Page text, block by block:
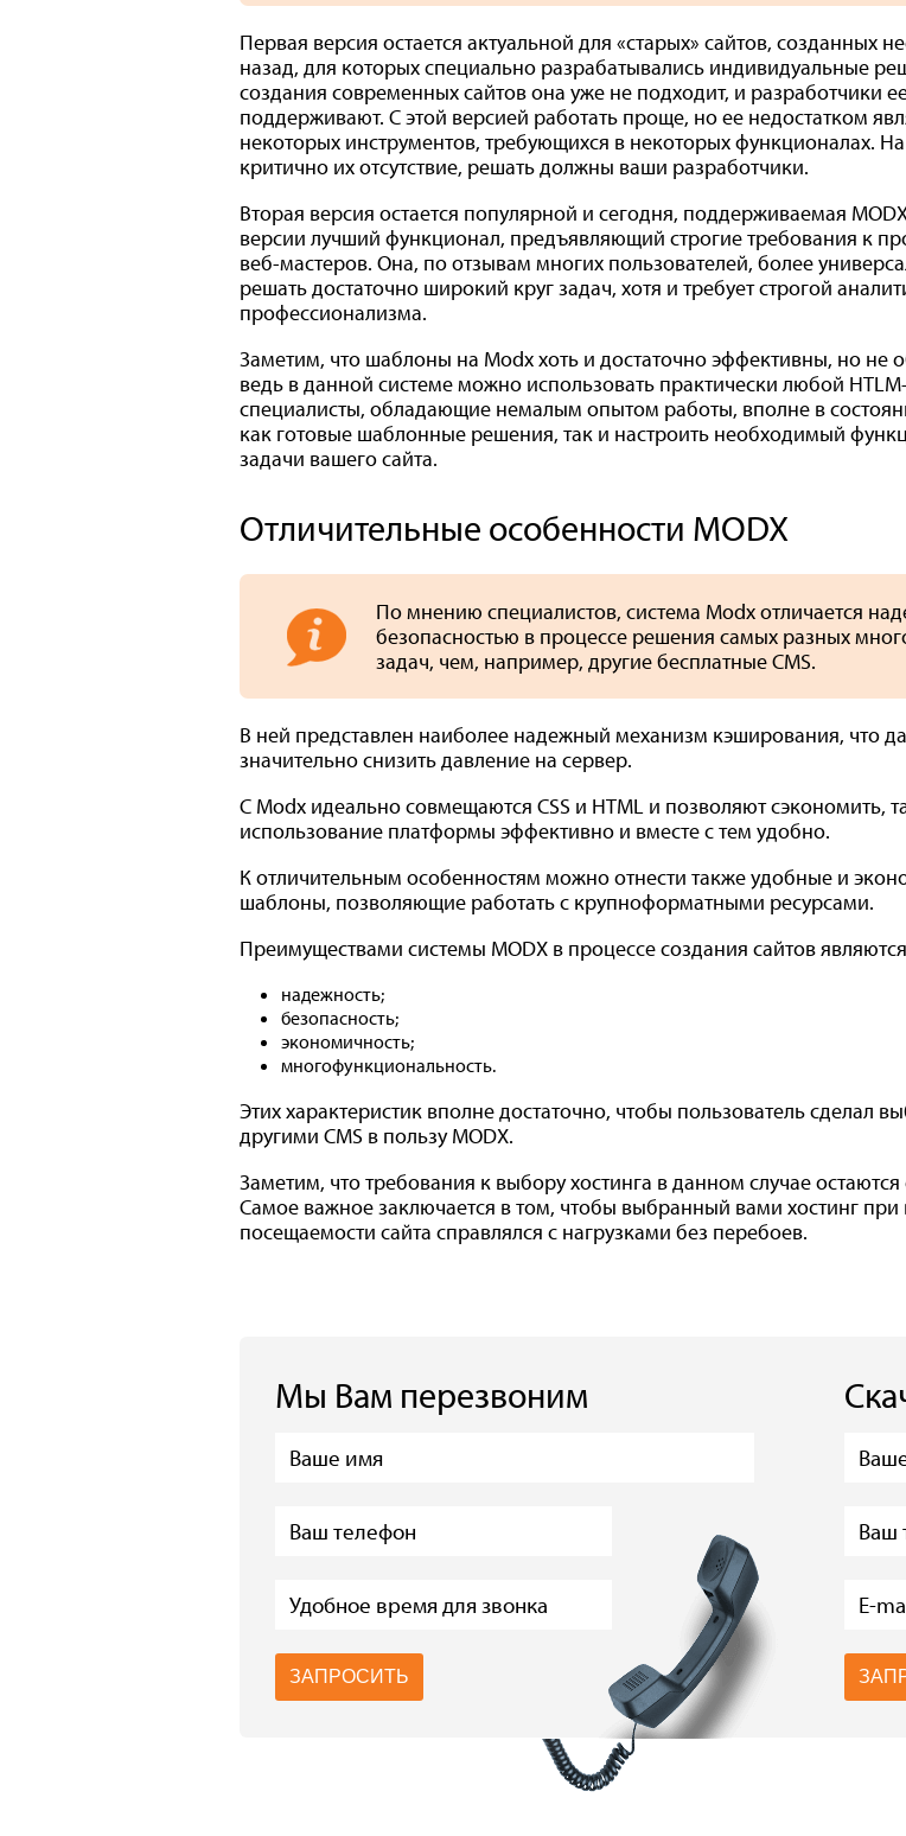
Первая версия остается актуальной для «старых» сайтов, созданных
назад, для которых специально разрабатывались индивидуальные
создания современных сайтов она уже не подходит, и разработчики
поддерживают. С этой версией работать проще, но ее недостатком
некоторых инструментов, требующихся в некоторых функционалах.
критично их отсутствие, решать должны ваши разработчики.
Вторая версия остается популярной и сегодня, поддерживаемая
версии лучший функционал, предъявляющий строгие требования к
веб-мастеров. Она, по отзывам многих пользователей, более
решать достаточно широкий круг задач, хотя и требует строгой
профессионализма.
Заметим, что шаблоны на Modx хоть и достаточно эффективны, но не
ведь в данной системе можно использовать практически любой
специалисты, обладающие немалым опытом работы, вполне в
как готовые шаблонные решения, так и настроить необходимый
задачи вашего сайта.
Отличительные особенности MODX
По мнению специалистов, система Modx отличается
безопасностью в процессе решения самых разных
задач, чем, например, другие бесплатные CMS.
В ней представлен наиболее надежный механизм кэширования, что
значительно снизить давление на сервер.
С Modx идеально совмещаются CSS и HTML и позволяют сэкономить,
использование платформы эффективно и вместе с тем удобно.
К отличительным особенностям можно отнести также удобные и
шаблоны, позволяющие работать с крупноформатными ресурсами.
Преимуществами системы MODX в процессе создания сайтов
надежность;
безопасность;
экономичность;
многофункциональность.
Этих характеристик вполне достаточно, чтобы пользователь сделал
другими CMS в пользу MODX.
Заметим, что требования к выбору хостинга в данном случае
Самое важное заключается в том, чтобы выбранный вами хостинг при
посещаемости сайта справлялся с нагрузками без перебоев.
Мы Вам перезвоним